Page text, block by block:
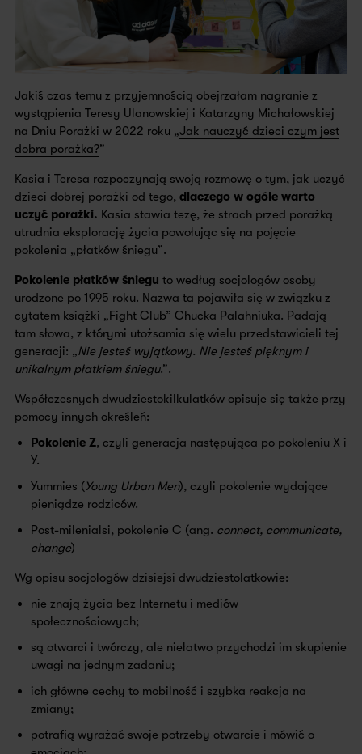
Jakiś czas temu z przyjemnością obejrzałam nagranie z
wystąpienia Teresy Ulanowskiej i Katarzyny Michałowskiej
na Dniu Porażki w 2022 roku „Jak nauczyć dzieci czym jest
dobra porażka?”
Kasia i Teresa rozpoczynają swoją rozmowę o tym, jak uczyć
dzieci dobrej porażki od tego, dlaczego w ogóle warto
uczyć porażki. Kasia stawia tezę, że strach przed porażką
utrudnia eksplorację życia powołując się na pojęcie
pokolenia „płatków śniegu”.
Pokolenie płatków śniegu to według socjologów osoby
urodzone po 1995 roku. Nazwa ta pojawiła się w związku z
cytatem książki „Fight Club” Chucka Palahniuka. Padają
tam słowa, z którymi utożsamia się wielu przedstawicieli tej
generacji: „Nie jesteś wyjątkowy. Nie jesteś pięknym i
unikalnym płatkiem śniegu.”.
Współczesnych dwudziestokilkulatków opisuje się także przy
pomocy innych określeń:
Pokolenie Z, czyli generacja następująca po pokoleniu X i
Y.
Yummies (Young Urban Men), czyli pokolenie wydające
pieniądze rodziców.
Post-milenialsi, pokolenie C (ang. connect, communicate,
change)
Wg opisu socjologów dzisiejsi dwudziestolatkowie:
nie znają życia bez Internetu i mediów
społecznościowych;
są otwarci i twórczy, ale niełatwo przychodzi im skupienie
uwagi na jednym zadaniu;
ich główne cechy to mobilność i szybka reakcja na
zmiany;
potrafią wyrażać swoje potrzeby otwarcie i mówić o